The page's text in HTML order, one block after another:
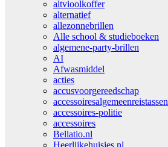
altvioolkoffer
alternatief
allezonnebrillen
Alle school & studieboeken
algemene-party-brillen
AI
Afwasmiddel
acties
accusvoorgereedschap
accessoiresalgemeenreistassen
accessoires-politie
accessoires
Bellatio.nl
Heerlijkehuisjes.nl